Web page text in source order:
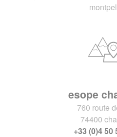
esope
760 route
74400
+33 (0)4 50